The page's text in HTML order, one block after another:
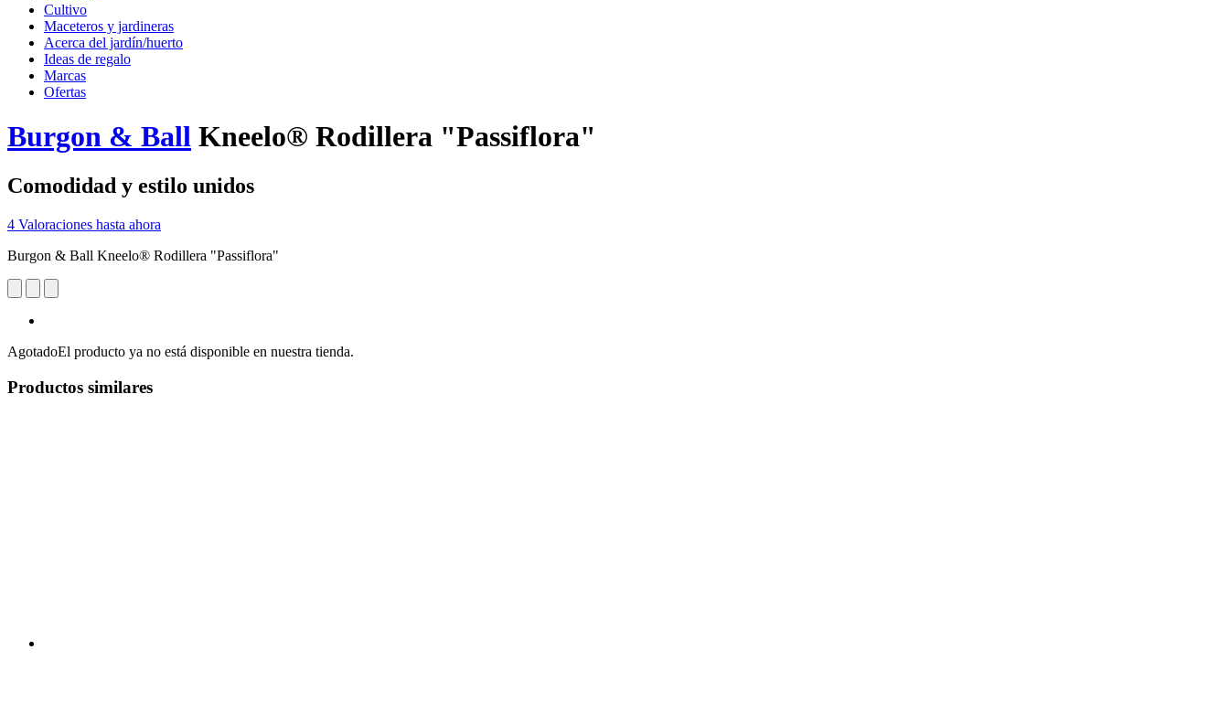
Cultivo
Maceteros y jardineras
Acerca del jardín/huerto
Ideas de regalo
Marcas
Ofertas
Burgon & Ball Kneelo® Rodillera "Passiflora"
Comodidad y estilo unidos
4 Valoraciones hasta ahora
Burgon & Ball Kneelo® Rodillera "Passiflora"
AgotadoEl producto ya no está disponible en nuestra tienda.
Productos similares